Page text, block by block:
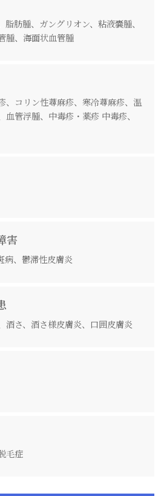
肪腫、ガングリオン、粘液嚢腫、
腫、海面状血管腫
、コリン性蕁麻疹、寒冷蕁麻疹、温
管浮腫、中毒疹・薬疹 中毒疹、
害
病、鬱滞性皮膚炎
酒さ、酒さ様皮膚炎、口囲皮膚炎
毛症